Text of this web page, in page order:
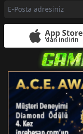
App Store
'dan indirin